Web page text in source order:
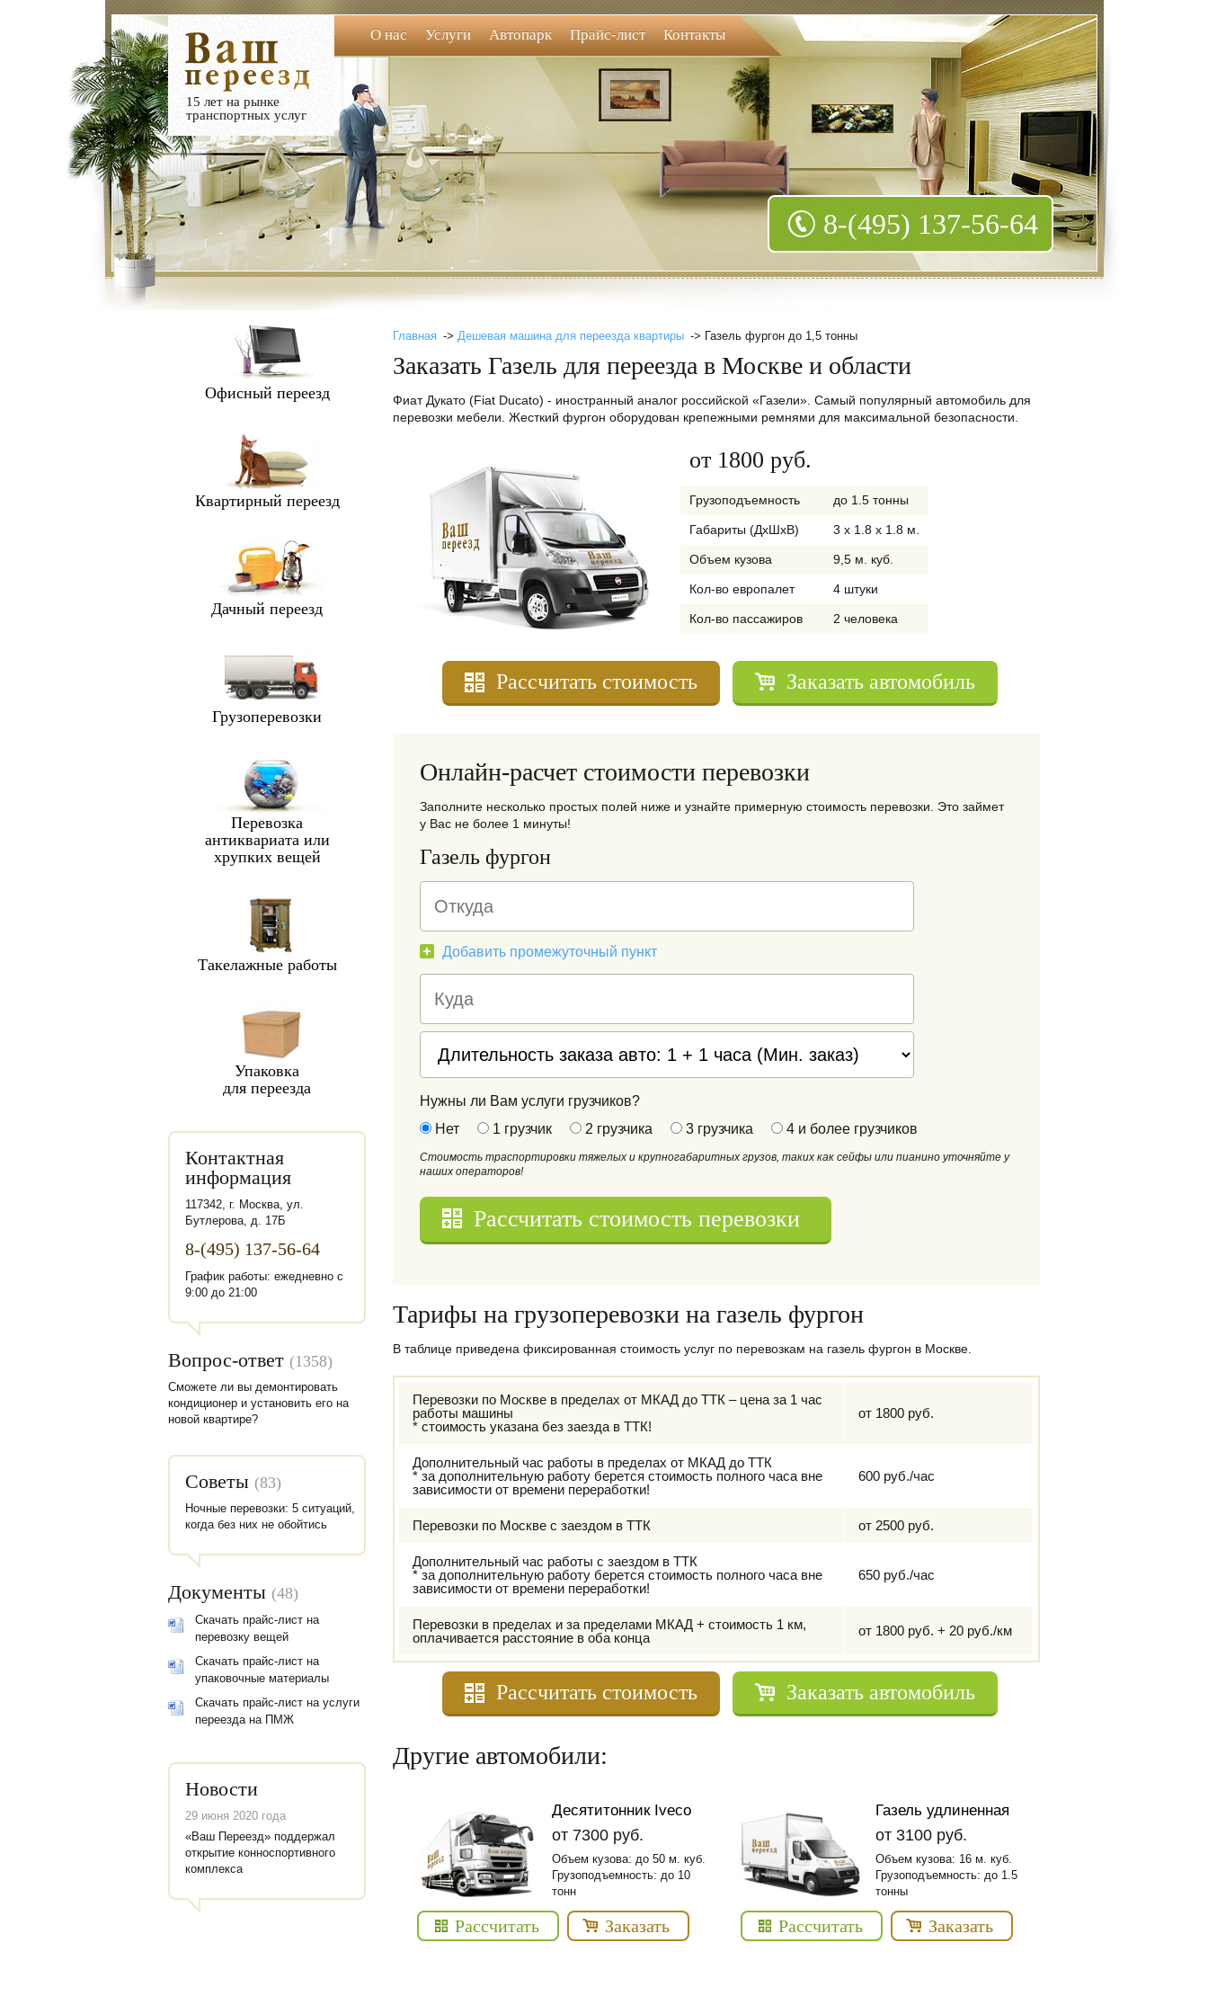
15 лет на рынке
транспортных услуг
О нас Услуги Автопарк Прайс-лист Контакты
8-(495) 137-56-64
Главная -> Дешевая машина для переезда квартиры -> Газель фургон до 1,5 тонны
Заказать Газель для переезда в Москве и области
Фиат Дукато (Fiat Ducato) - иностранный аналог российской «Газели». Самый популярный автомобиль для
перевозки мебели. Жесткий фургон оборудован крепежными ремнями для максимальной безопасности.
от 1800 руб.
Грузоподъемность до 1.5 тонны
Габариты (ДхШхВ) 3 x 1.8 x 1.8 м.
Объем кузова 9,5 м. куб.
Кол-во европалет 4 штуки
Кол-во пассажиров 2 человека
Рассчитать стоимость Заказать автомобиль
Онлайн-расчет стоимости перевозки
Заполните несколько простых полей ниже и узнайте примерную стоимость перевозки. Это займет
у Вас не более 1 минуты!
Газель фургон
Добавить промежуточный пункт
Нужны ли Вам услуги грузчиков?
Нет
1 грузчик 2 грузчика 3 грузчика 4 и более грузчиков
Стоимость траспортировки тяжелых и крупногабаритных грузов, таких как сейфы или пианино уточняйте у
наших операторов!
Рассчитать стоимость перевозки
Тарифы на грузоперевозки на газель фургон
В таблице приведена фиксированная стоимость услуг по перевозкам на газель фургон в Москве.
Перевозки по Москве в пределах от МКАД до ТТК – цена за 1 час
работы машины
* стоимость указана без заезда в ТТК!
от 1800 руб.
Дополнительный час работы в пределах от МКАД до ТТК
* за дополнительную работу берется стоимость полного часа вне
зависимости от времени переработки!
600 руб./час
Перевозки по Москве с заездом в ТТК от 2500 руб.
Дополнительный час работы с заездом в ТТК
* за дополнительную работу берется стоимость полного часа вне
зависимости от времени переработки!
650 руб./час
Перевозки в пределах и за пределами МКАД + стоимость 1 км,
оплачивается расстояние в оба конца
от 1800 руб. + 20 руб./км
Рассчитать стоимость Заказать автомобиль
Другие автомобили:
Десятитонник Iveco
от 7300 руб.
Объем кузова: до 50 м. куб.
Грузоподъемность: до 10
тонн
Рассчитать Заказать
Газель удлиненная
от 3100 руб.
Объем кузова: 16 м. куб.
Грузоподъемность: до 1.5
тонны
Рассчитать Заказать
Офисный переезд
Квартирный переезд
Дачный переезд
Грузоперевозки
Перевозка
антиквариата или
хрупких вещей
Такелажные работы
Упаковка
для переезда
Контактная
информация
117342, г. Москва, ул.
Бутлерова, д. 17Б
8-(495) 137-56-64
График работы: ежедневно с
9:00 до 21:00
Вопрос-ответ (1358)
Сможете ли вы демонтировать
кондиционер и установить его на
новой квартире?
Советы (83)
Ночные перевозки: 5 ситуаций,
когда без них не обойтись
Документы (48)
Скачать прайс-лист на
перевозку вещей
Скачать прайс-лист на
упаковочные материалы
Скачать прайс-лист на услуги
переезда на ПМЖ
Новости
29 июня 2020 года
«Ваш Переезд» поддержал
открытие конноспортивного
комплекса